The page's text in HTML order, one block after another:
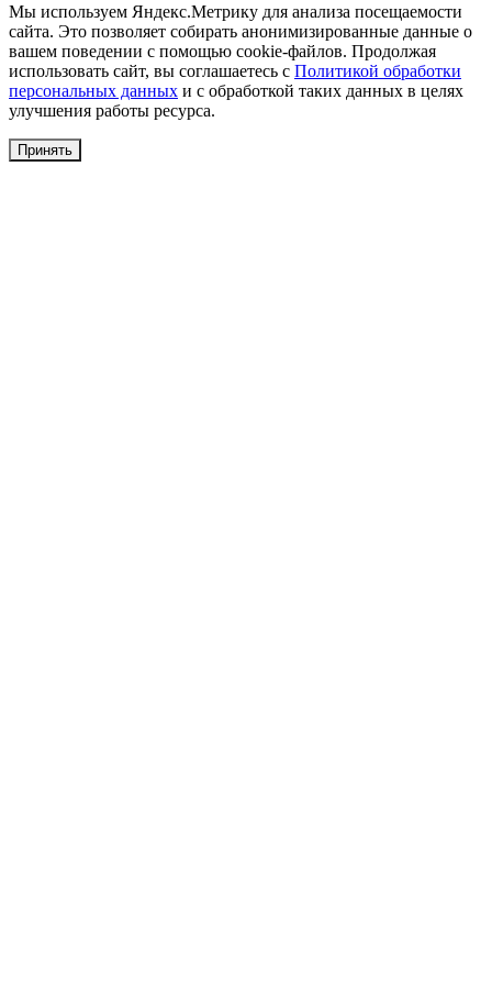
Мы используем Яндекс.Метрику для анализа посещаемости
сайта. Это позволяет собирать анонимизированные данные о
вашем поведении с помощью cookie-файлов. Продолжая
использовать сайт, вы соглашаетесь с Политикой обработки
персональных данных и с обработкой таких данных в целях
улучшения работы ресурса.
Принять